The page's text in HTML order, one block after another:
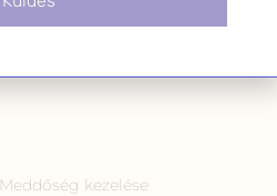
– Tudományos
Meddőség kezelése